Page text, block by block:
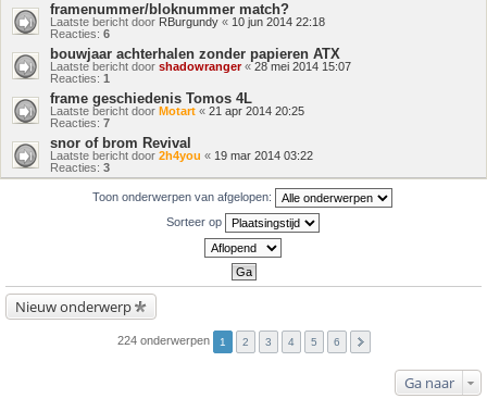
framenummer/bloknummer match?
Laatste bericht door RBurgundy « 10 jun 2014 22:18
Reacties: 6
bouwjaar achterhalen zonder papieren ATX
Laatste bericht door shadowranger«28 mei 2014 15:07
Reacties: 1
frame geschiedenis Tomos 4L
Laatste bericht door Motart « 21 apr 2014 20:25
Reacties: 7
snor of brom Revival
Laatste bericht door 2h4you « 19 mar 2014 03:22
Reacties: 3
Toon onderwerpen van afgelopen:
Sorteer op
Nieuw onderwerp
224 onderwerpen 1 2 3 4 5 6
Ga naar